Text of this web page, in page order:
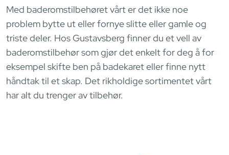
Med baderomstilbehøret vårt er det ikke noe
problem bytte ut eller fornye slitte eller gamle og
triste deler. Hos Gustavsberg finner du et vell av
baderomstilbehør som gjør det enkelt for deg å for
eksempel skifte ben på badekaret eller finne nytt
håndtak til et skap. Det rikholdige sortimentet vårt
har alt du trenger av tilbehør.